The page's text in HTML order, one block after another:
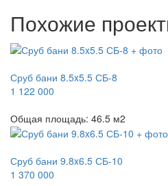
Похожие
Сруб бани 8.5x5.5 СБ-8
1 122 000
Общая площадь: 46.5 м2
Сруб бани 9.8x6.5 СБ-10
1 370 000